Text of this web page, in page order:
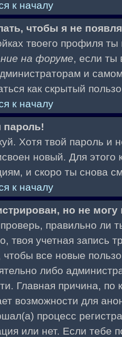
к началу
чтобы я не
твоего профиля
на форуме, если
и
как скрытый
к началу
пароль!
Хотя твой пароль и
новый. Для этого
и скоро ты снова
к началу
но не могу
правильно ли
твоя учетная запись
чтобы все новые
либо
Главная причина,
возможности для
процесс
или нет. Если тебе